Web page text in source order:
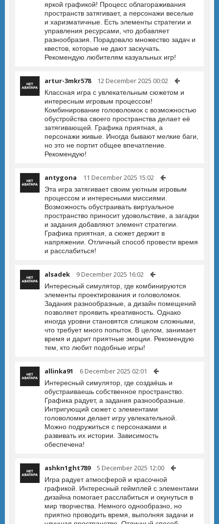
яркой графикой! Процесс облагораживания
пространств затягивает, а персонажи веселые
и харизматичные. Есть элементы стратегии и
управления ресурсами, что добавляет
разнообразия. Порадовало множество задач и
квестов, которые не дают заскучать.
Рекомендую любителям казуальных игр!
artur-3mkr578 12 December 2025 00:02
Классная игра с увлекательным сюжетом и
интересным игровым процессом!
Комбинирование головоломок с возможностью
обустройства своего пространства делает её
затягивающей. Графика приятная, а
персонажи живые. Иногда бывают мелкие баги,
но это не портит общее впечатление.
Рекомендую!
antygona 11 December 2025 15:02
Эта игра затягивает своим уютным игровым
процессом и интересными миссиями.
Возможность обустраивать виртуальное
пространство приносит удовольствие, а загадки
и задания добавляют элемент стратегии.
Графика приятная, а сюжет держит в
напряжении. Отличный способ провести время
и расслабиться!
alsadek 9 December 2025 16:02
Интересный симулятор, где комбинируются
элементы проектирования и головоломок.
Задания разнообразные, а дизайн помещений
позволяет проявить креативность. Однако
иногда уровни становятся слишком сложными,
что требует много попыток. В целом, занимает
время и дарит приятные эмоции. Рекомендую
тем, кто любит подобные игры!
allinka91 6 December 2025 02:01
Интересный симулятор, где создаёшь и
обустраиваешь собственное пространство.
Графика радует, а задания разнообразные.
Интригующий сюжет с элементами
головоломки делает игру увлекательной.
Можно подружиться с персонажами и
развивать их истории. Зависимость
обеспечена!
ashkn1ght789 5 December 2025 12:00
Игра радует атмосферой и красочной
графикой. Интересный геймплей с элементами
дизайна помогает расслабиться и окунуться в
мир творчества. Немного однообразно, но
приятно проводить время, выполняя задачи и